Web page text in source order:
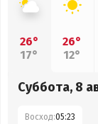
26°
17°
26°
12°
Суббота, 8
Восход:05:23